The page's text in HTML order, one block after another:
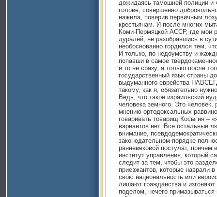
дожидаясь тамошней полиции и
голове, совершенно
нажила, поверив первичным
крестьянам. И после многих
Коми-Пермяцкой АССР, где мои
дуралей, не разобравшись в
необоснованно гордился тем,
И только, по недоумству и
попавши в самое
и то не сразу, а только после
государственный язык страны
выдуманного еврейства
такому, как я, обязательно
Ведь, что такое израильский
человека земного. Это
мнению ортодоксальных
говаривать товарищ Косыгин –
вариантов нет. Все остальные
внимание,
законодательном порядке
ранневековой постулат, причем
институт управления, который
следит за тем, чтобы это
приезжантов, которые наврали
свою национальность или
лишают гражданства и
поделом, нечего